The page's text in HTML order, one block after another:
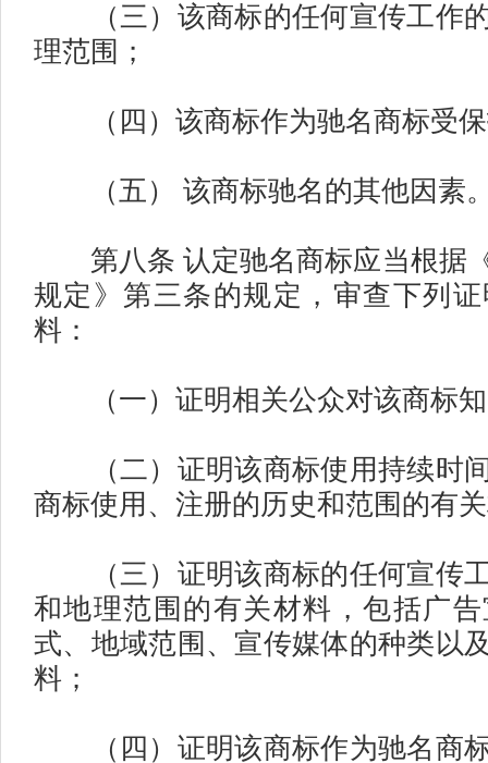
（三）该商标的任何宣传工作
理范围；
（四）该商标作为驰名商标受保
（五） 该商标驰名的其他因素
第八条 认定驰名商标应当根据
规定》第三条的规定，审查下列
料：
（一）证明相关公众对该商标知
（二）证明该商标使用持续时
商标使用、注册的历史和范围的有
（三）证明该商标的任何宣传
和地理范围的有关材料，包括广
式、地域范围、宣传媒体的种类以
料；
（四）证明该商标作为驰名商